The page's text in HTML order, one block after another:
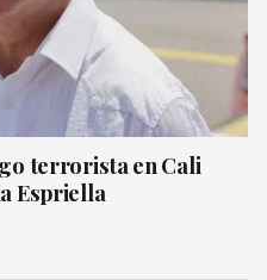
terrorista en Cali
Espriella